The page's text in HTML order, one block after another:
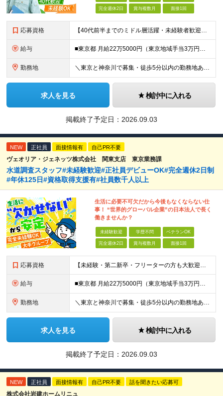
完全週休2日 賞与複数月 面接1回
応募資格 【40代前半までのミドル層活躍・未経験者歓迎】 ●高卒以上 ●要普通自動車免許（AT限定可） ※特別な知識や経験は一切不要です！ ＜こんな方を歓迎します＞ ・安定した企業で、定年まで長く働き続けたい
給与 ■東京都 月給22万5000円（東京地域手当3万円含）～25万円＋残業代全額支給＋各種手当 ■神奈川県 月給19万5000円～24万円＋残業代全額支給＋各種手当 ※年齢・経験を考慮し決定 ※試用期
勤務地 ＼東京と神奈川で募集・徒歩5分以内の勤務地あり／ ■根岸事務所 東京都台東区根岸5-6-14 根岸5光ビル ■阿佐ヶ谷事務所 東京都杉並区成田東4-38-25 ■大橋事務所 東京都目黒区大橋2-8-1
求人を見る 検討中に入れる
掲載終了予定日： 2026.09.03
NEW 正社員 面接情報有 自己PR不要
ヴェオリア・ジェネッツ株式会社 関東支店 東京業務課
水道調査スタッフ#未経験歓迎#正社員デビューOK#完全週休2日制
#年休125日#資格取得支援有#社員数千人以上
生活に必要不可欠だから今後もなくならない仕
事！ “世界的グローバル企業”の日本法人で長く
働きませんか？
未経験歓迎 学歴不問 ベテランOK
完全週休2日 賞与複数月 面接1回
応募資格 【未経験・第二新卒・フリーターの方も大歓迎！】 ●高卒以上 ●要普通自動車免許（AT限定可） ※特別な経験やスキルは一切不問です！ ★求める人物像★ ・「ほどほどに、無理なく長く働きたい」方 ・安定
給与 ■東京都 月給22万5000円（東京地域手当3万円含）～25万円＋残業代全額支給＋各種手当 ■神奈川県 月給19万5000円～24万円＋残業代全額支給＋各種手当 ※年齢・経験を考慮し決定 ※試用期
勤務地 ＼東京と神奈川で募集・徒歩5分以内の勤務地あり／ ■根岸事務所 東京都台東区根岸5-6-14 根岸5光ビル ■阿佐ヶ谷事務所 東京都杉並区成田東4-38-25 ■大橋事務所 東京都目黒区大橋2-8-1
求人を見る 検討中に入れる
掲載終了予定日： 2026.09.03
NEW 正社員 面接情報有 自己PR不要 話を聞きたい応募可
株式会社岩建ホームリニュ